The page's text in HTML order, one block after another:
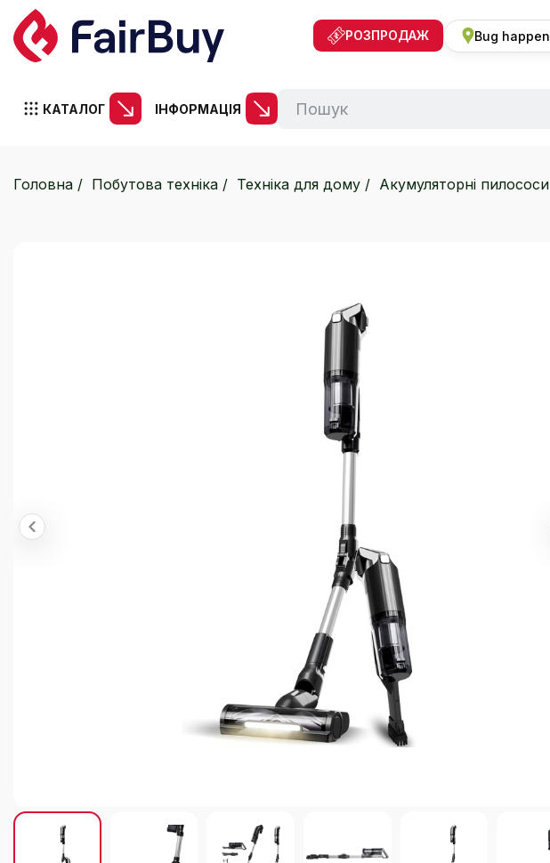
РОЗПРОДАЖ
КАТАЛОГ ІНФОРМАЦІЯ
Головна Побутова техніка Техніка для дому Акумуляторні пилососи